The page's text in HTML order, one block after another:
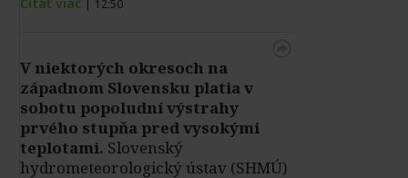
| 12:50
V niektorých okresoch na
západnom Slovensku platia v
sobotu popoludní výstrahy
prvého stupňa pred vysokými
teplotami. Slovenský
hydrometeorologický ústav (SHMÚ)